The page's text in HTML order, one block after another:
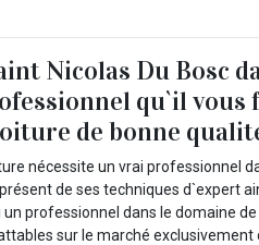
Nicolas Du Bosc
qu`il vous
de bonne
nécessite un vrai professionnel
de ses techniques d`expert
professionnel dans le domaine
sur le marché exclusivement